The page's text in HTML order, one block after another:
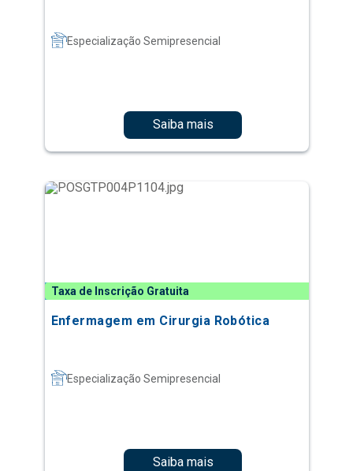
Especialização Semipresencial
Saiba mais
Taxa de Inscrição Gratuita
Enfermagem em Cirurgia Robótica
Especialização Semipresencial
Saiba mais